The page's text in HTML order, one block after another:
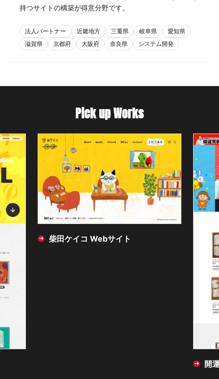
持つサイトの構築が得意分野です。
法人パートナー 近畿地方 三重県 岐阜県
愛知県
滋賀県
京都府 大阪府 奈良県 システム開発
Pick up Works
柴田ケイコ Webサイト
開